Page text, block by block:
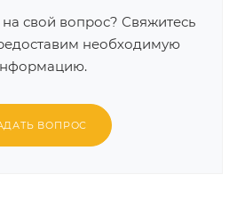
свой вопрос? Свяжитесь
необходимую
ВОПРОС